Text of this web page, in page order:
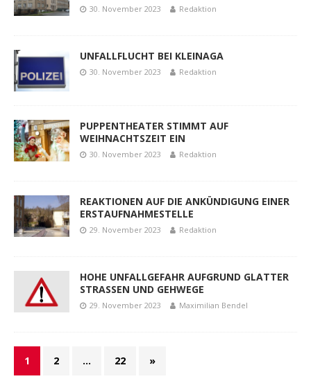
30. November 2023 Redaktion
UNFALLFLUCHT BEI KLEINAGA
30. November 2023 Redaktion
PUPPENTHEATER STIMMT AUF
WEIHNACHTSZEIT EIN
30. November 2023 Redaktion
REAKTIONEN AUF DIE ANKÜNDIGUNG EINER
ERSTAUFNAHMESTELLE
29. November 2023 Redaktion
HOHE UNFALLGEFAHR AUFGRUND GLATTER
STRASSEN UND GEHWEGE
29. November 2023 Maximilian Bendel
1 2 … 22 »